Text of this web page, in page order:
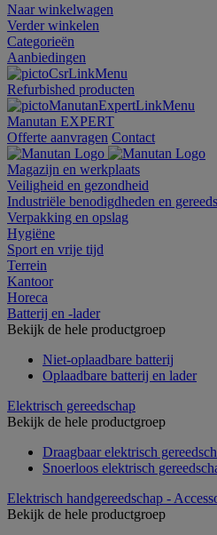
Naar winkelwagen
Verder winkelen
Categorieën
Aanbiedingen
Refurbished producten
Manutan EXPERT
Offerte aanvragen Contact
Magazijn en werkplaats
Veiligheid en gezondheid
Industriële benodigdheden en
Verpakking en opslag
Hygiëne
Sport en vrije tijd
Terrein
Kantoor
Horeca
Batterij en -lader
Bekijk de hele productgroep
Niet-oplaadbare batterij
Oplaadbare batterij en lader
Elektrisch gereedschap
Bekijk de hele productgroep
Draagbaar elektrisch
Snoerloos elektrisch
Elektrisch handgereedschap -
Bekijk de hele productgroep